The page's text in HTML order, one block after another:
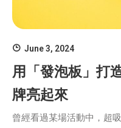
June 3, 2024
用「發泡板」打
牌亮起來
曾經看過某場活動中，超